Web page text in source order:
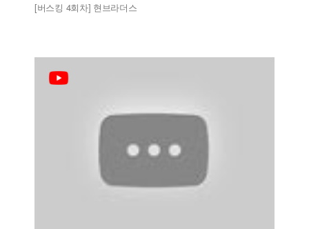
[버스킹 4회차] 현브라더스